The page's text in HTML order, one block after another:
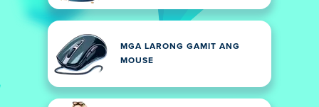
MGA LARONG GAMIT ANG
MOUSE